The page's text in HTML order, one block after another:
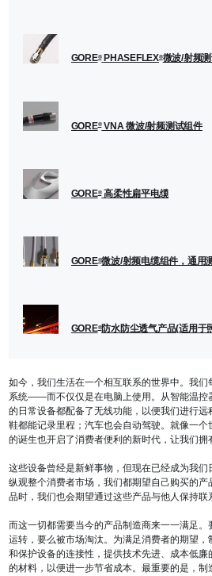
GORE®PHASEFLEX®微波/射频
GORE®VNA 微波/射频测试组件
GORE®高柔性扁平电缆
GORE®微波/射频电缆组件，通用
GORE®防水防尘透气产品(适用于
如今，我们生活在一个相互联系的世界中。我
系统——而不仅仅是在电脑上使用。从智能温控
的日常设备都配备了无线功能，以便我们进行
鞋都能记录里程；汽车也会自动驾驶。就像一个
的诞生也开启了消费者便利的新时代，让我们拥
这些设备曾经是新鲜事物，但现在已经成为我们
纵观整个消费者市场，我们都期望自己购买的
品时，我们也会期望通过这些产品与他人保持联
而这一切都需要当今的产品制造商来一一满足
运转，要么被市场淘汰。为满足消费者的期望
和保护设备的连接性，提供技术先进、成本低廉
的材料，以便进一步节省成本。最重要的是，